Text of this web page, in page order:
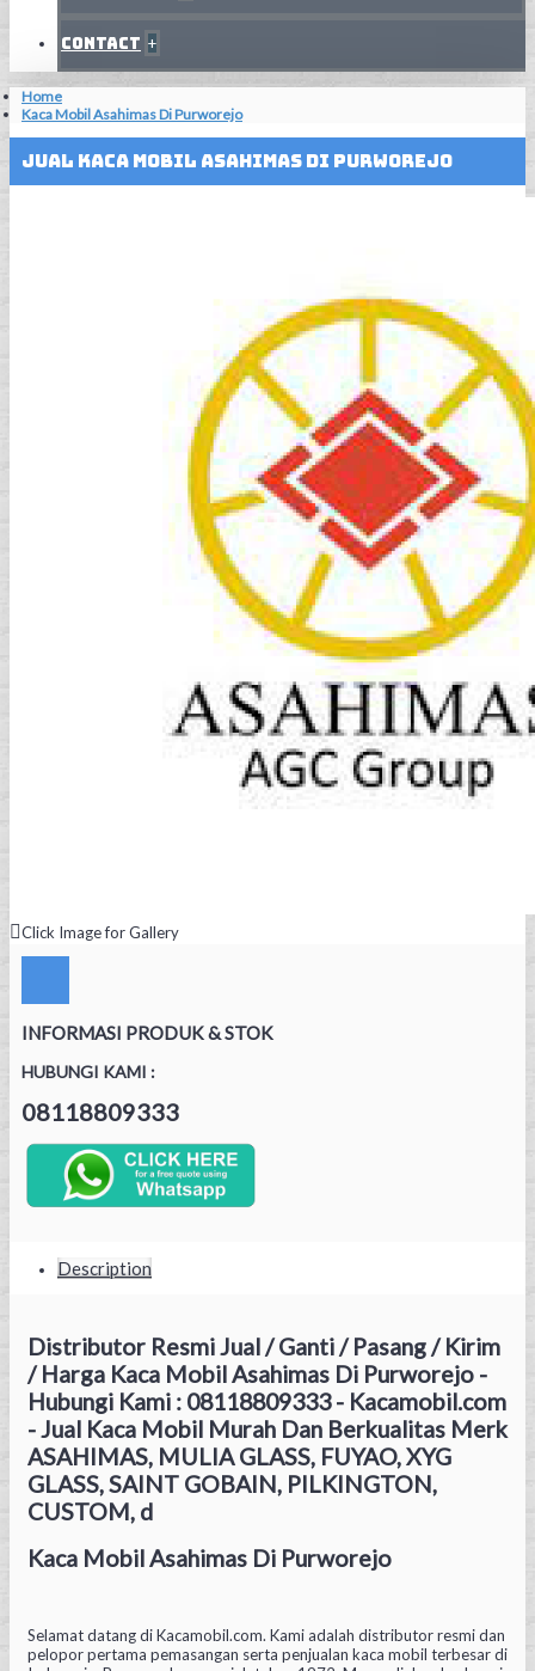
Contact +
Home
Kaca Mobil Asahimas Di Purworejo
Jual Kaca Mobil Asahimas Di Purworejo
Click Image for Gallery
INFORMASI PRODUK & STOK
HUBUNGI KAMI :
08118809333
Description
Distributor Resmi Jual / Ganti / Pasang / Kirim
/ Harga Kaca Mobil Asahimas Di Purworejo -
Hubungi Kami : 08118809333 - Kacamobil.com
- Jual Kaca Mobil Murah Dan Berkualitas Merk
ASAHIMAS, MULIA GLASS, FUYAO, XYG
GLASS, SAINT GOBAIN, PILKINGTON,
CUSTOM, d
Kaca Mobil Asahimas Di Purworejo
Selamat datang di Kacamobil.com. Kami adalah distributor resmi dan
pelopor pertama pemasangan serta penjualan kaca mobil terbesar di